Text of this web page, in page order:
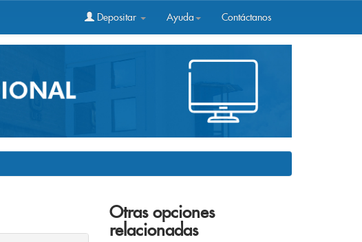
Depositar Ayuda Contáctanos
Otras opciones
relacionadas